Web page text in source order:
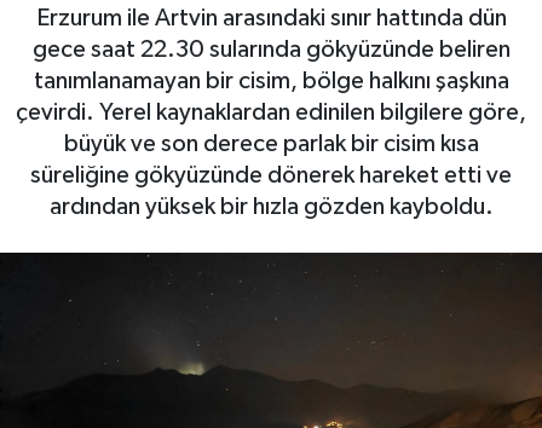
Erzurum ile Artvin arasındaki sınır hattında dün
gece saat 22.30 sularında gökyüzünde beliren
tanımlanamayan bir cisim, bölge halkını şaşkına
çevirdi. Yerel kaynaklardan edinilen bilgilere göre,
büyük ve son derece parlak bir cisim kısa
süreliğine gökyüzünde dönerek hareket etti ve
ardından yüksek bir hızla gözden kayboldu.
Otovitrin
Asayiş
Magazin
Spor
Eğitim
Haber Arşivi